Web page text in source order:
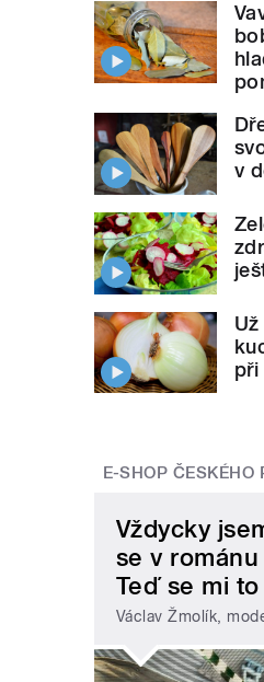
v
při
E-SHOP ČESKÉHO
Vždycky
se v
Teď se mi
Václav Žmolík,